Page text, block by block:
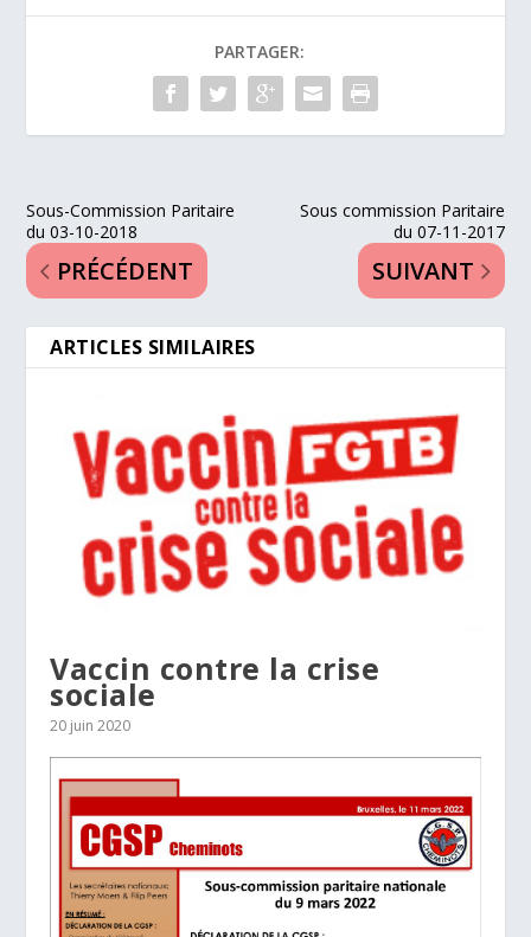
PARTAGER:
Sous-Commission Paritaire
du 03-10-2018
PRÉCÉDENT
Sous commission Paritaire
du 07-11-2017
SUIVANT
ARTICLES SIMILAIRES
Vaccin contre la crise
sociale
20 juin 2020